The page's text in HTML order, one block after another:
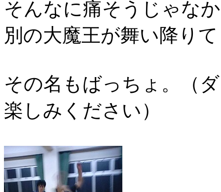
そんなに痛そうじゃな
別の大魔王が舞い降り
その名もばっちょ。（
楽しみください）